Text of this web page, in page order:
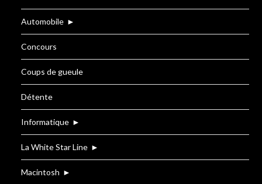
Automobile ►
Concours
Coups de gueule
Détente
Informatique ►
La White Star Line ►
Macintosh ►